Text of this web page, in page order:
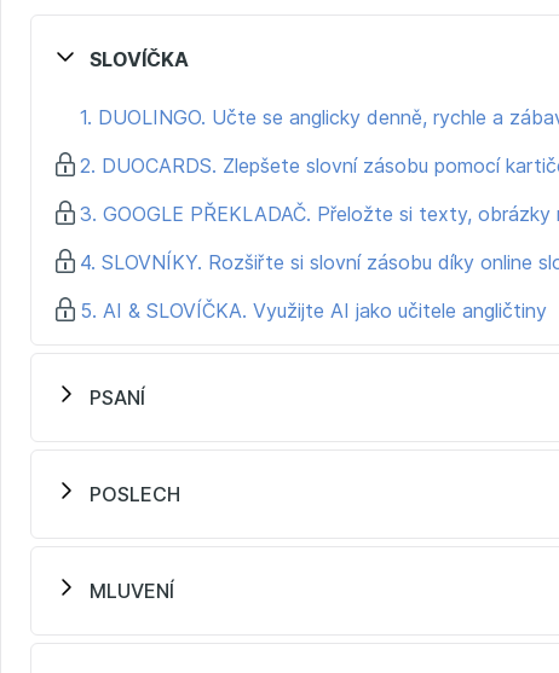
si všimli, že žijeme ve 21. století a chtějí využívat
se nebojí studovat jinak než v sedě nad učebnicí,
SLOVÍČKA
1. DUOLINGO. Učte se anglicky denně, rychle a
2. DUOCARDS. Zlepšete slovní zásobu pomocí
3. GOOGLE PŘEKLADAČ. Přeložte si texty,
4. SLOVNÍKY. Rozšiřte si slovní zásobu díky online
5. AI & SLOVÍČKA. Využijte AI jako učitele angličtiny
PSANÍ
POSLECH
MLUVENÍ